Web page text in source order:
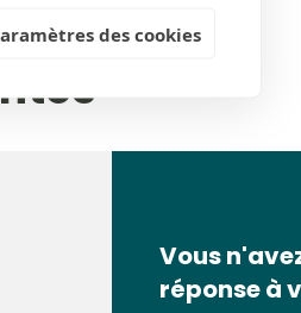
des cookies
Vous
réponse à